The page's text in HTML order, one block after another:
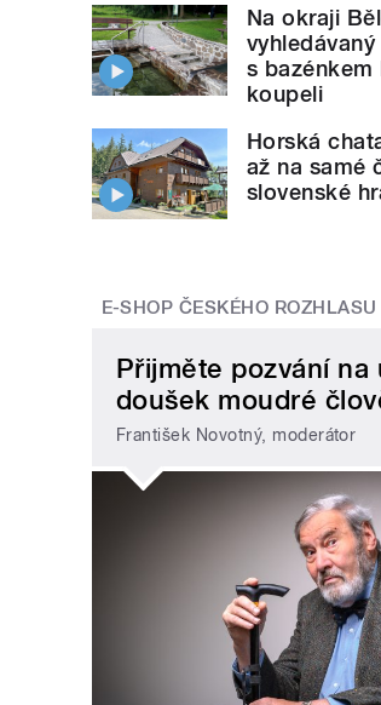
Na okraji
s bazénkem
koupeli
Horská
až na samé
slovenské
E-SHOP ČESKÉHO ROZHLASU
Přijměte pozvání na
doušek moudré
František Novotný, moderátor